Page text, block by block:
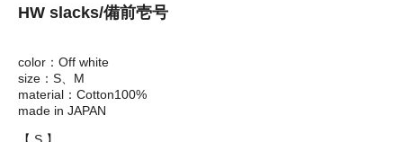
HW slacks/備前壱号
color：Off white
size：S、M
material：Cotton100%
made in JAPAN